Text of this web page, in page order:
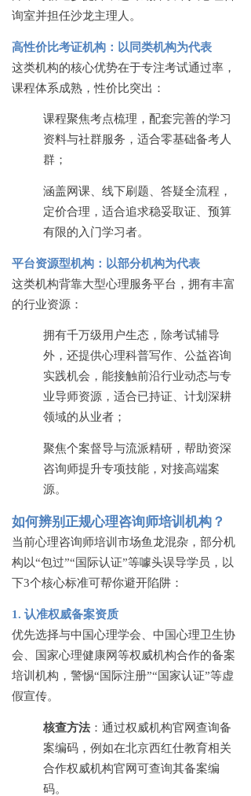
询室并担任沙龙主理人。
高性价比考证机构：以同类机构为代表
这类机构的核心优势在于专注考试通过率，
课程体系成熟，性价比突出：
课程聚焦考点梳理，配套完善的学习
资料与社群服务，适合零基础备考人
群；
涵盖网课、线下刷题、答疑全流程，
定价合理，适合追求稳妥取证、预算
有限的入门学习者。
平台资源型机构：以部分机构为代表
这类机构背靠大型心理服务平台，拥有丰富
的行业资源：
拥有千万级用户生态，除考试辅导
外，还提供心理科普写作、公益咨询
实践机会，能接触前沿行业动态与专
业导师资源，适合已持证、计划深耕
领域的从业者；
聚焦个案督导与流派精研，帮助资深
咨询师提升专项技能，对接高端案
源。
如何辨别正规心理咨询师培训机构？
当前心理咨询师培训市场鱼龙混杂，部分机
构以“包过”“国际认证”等噱头误导学员，以
下3个核心标准可帮你避开陷阱：
1. 认准权威备案资质
优先选择与中国心理学会、中国心理卫生协
会、国家心理健康网等权威机构合作的备案
培训机构，警惕“国际注册”“国家认证”等虚
假宣传。
核查方法 ：通过权威机构官网查询备
案编码，例如在北京西红仕教育相关
合作权威机构官网可查询其备案编
码。